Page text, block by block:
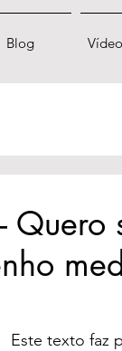
Blog
Quero
Este texto faz